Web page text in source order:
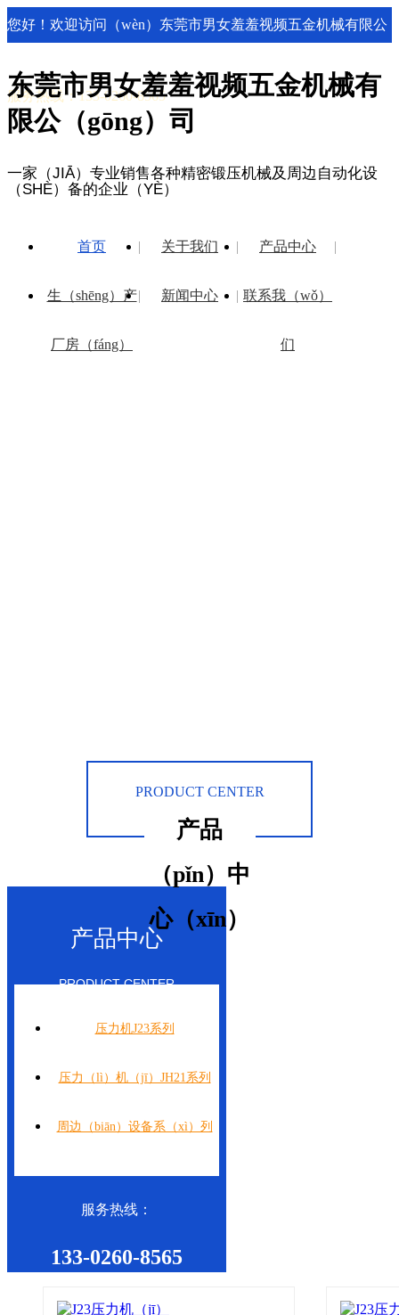
您好！欢迎访问（wèn）东莞市男女羞羞视频五金机械有限公
服务热线：133-0260-8565
东莞市男女羞羞视频五金机械有
限公（gōng）司
一家（JIĀ）专业销售各种精密锻压机械及周边自动化设
（SHÈ）备的企业（YÈ）
首页 关于我们 产品中心
生（shēng）产
厂房（fáng）
新闻中心 联系我（wǒ）
们
PRODUCT CENTER
产品
（pǐn）中
心（xīn）
产品中心
PRODUCT CENTER
压力机J23系列
压力（lì）机（jī）JH21系列
周边（biān）设备系（xì）列
服务热线：
133-0260-8565